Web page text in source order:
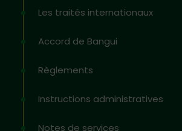
Les traités internationaux
Accord de Bangui
Règlements
Instructions administratives
Notes de services